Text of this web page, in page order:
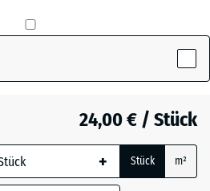
24,00 € / Stück
+ Stück m²